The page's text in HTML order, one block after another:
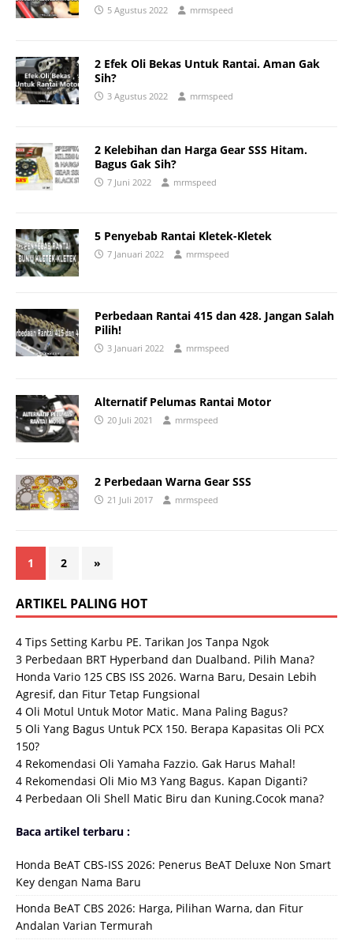
5 Agustus 2022 mrmspeed
2 Efek Oli Bekas Untuk Rantai. Aman Gak
Sih?
3 Agustus 2022 mrmspeed
2 Kelebihan dan Harga Gear SSS Hitam.
Bagus Gak Sih?
7 Juni 2022 mrmspeed
5 Penyebab Rantai Kletek-Kletek
7 Januari 2022 mrmspeed
Perbedaan Rantai 415 dan 428. Jangan Salah
Pilih!
3 Januari 2022 mrmspeed
Alternatif Pelumas Rantai Motor
20 Juli 2021 mrmspeed
2 Perbedaan Warna Gear SSS
21 Juli 2017 mrmspeed
1 2 »
ARTIKEL PALING HOT
4 Tips Setting Karbu PE. Tarikan Jos Tanpa Ngok
3 Perbedaan BRT Hyperband dan Dualband. Pilih Mana?
Honda Vario 125 CBS ISS 2026. Warna Baru, Desain Lebih
Agresif, dan Fitur Tetap Fungsional
4 Oli Motul Untuk Motor Matic. Mana Paling Bagus?
5 Oli Yang Bagus Untuk PCX 150. Berapa Kapasitas Oli PCX
150?
4 Rekomendasi Oli Yamaha Fazzio. Gak Harus Mahal!
4 Rekomendasi Oli Mio M3 Yang Bagus. Kapan Diganti?
4 Perbedaan Oli Shell Matic Biru dan Kuning.Cocok mana?
Baca artikel terbaru :
Honda BeAT CBS-ISS 2026: Penerus BeAT Deluxe Non Smart
Key dengan Nama Baru
Honda BeAT CBS 2026: Harga, Pilihan Warna, dan Fitur
Andalan Varian Termurah